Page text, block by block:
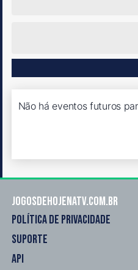
Não há eventos futuros
Jogosdehojenatv.com.br
POLÍTICA DE PRIVACIDADE
SUPORTE
API